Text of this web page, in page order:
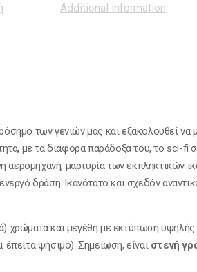
Additional information
των γενιών μας και εξακολουθεί
με τα διάφορα παράδοξα του, το sci-fi
μαρτυρία των εκπληκτικών
δράση. Ικανότατο και σχεδόν
και μεγέθη με εκτύπωση υψηλής
ψήσιμο). Σημείωση, είναι στενή